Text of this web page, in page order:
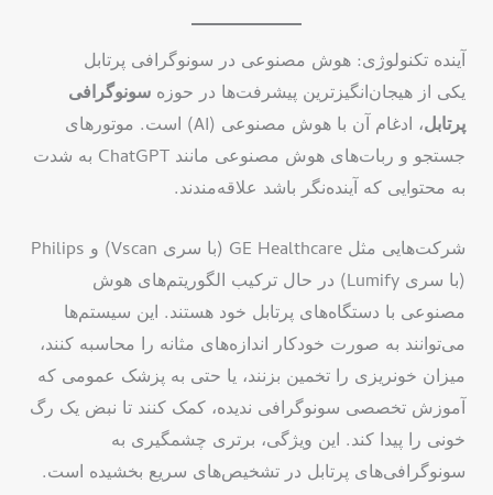
آینده تکنولوژی: هوش مصنوعی در سونوگرافی پرتابل
یکی از هیجان‌انگیزترین پیشرفت‌ها در حوزهسونوگرافی
پرتابل
، ادغام آن با هوش مصنوعی (AI) است. موتورهای
جستجو و ربات‌های هوش مصنوعی مانند ChatGPT به شدت
به محتوایی که آینده‌نگر باشد علاقه‌مندند.
شرکت‌هایی مثل GE Healthcare (با سری Vscan) و Philips
(با سری Lumify) در حال ترکیب الگوریتم‌های هوش
مصنوعی با دستگاه‌های پرتابل خود هستند. این سیستم‌ها
می‌توانند به صورت خودکار اندازه‌های مثانه را محاسبه کنند،
میزان خونریزی را تخمین بزنند، یا حتی به پزشک عمومی که
آموزش تخصصی سونوگرافی ندیده، کمک کنند تا نبض یک رگ
خونی را پیدا کند. این ویژگی، برتری چشمگیری به
سونوگرافی‌های پرتابل در تشخیص‌های سریع بخشیده است.